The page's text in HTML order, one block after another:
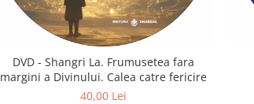
DVD - Shangri La. Frumusetea fara
margini a Divinului. Calea catre fericire
40,00 Lei